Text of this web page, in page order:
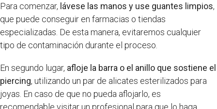
Para comenzar, lávese las manos y use guantes limpios,
que puede conseguir en farmacias o tiendas
especializadas. De esta manera, evitaremos cualquier
tipo de contaminación durante el proceso.
En segundo lugar, afloje la barra o el anillo que sostiene el
piercing, utilizando un par de alicates esterilizados para
joyas. En caso de que no pueda aflojarlo, es
recomendable visitar un profesional para que lo haga.